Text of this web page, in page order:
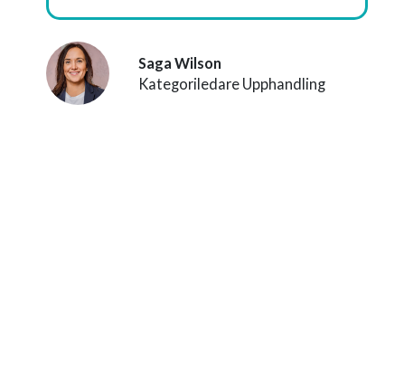
Saga Wilson
Kategoriledare Upphandling